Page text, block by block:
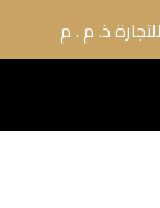
ذ. م . م